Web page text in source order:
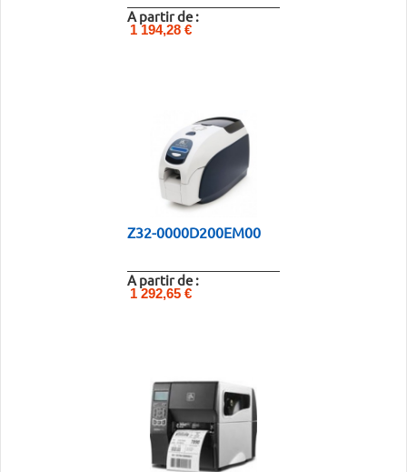
A partir de :
1 194,28 €
Z32-0000D200EM00
A partir de :
1 292,65 €